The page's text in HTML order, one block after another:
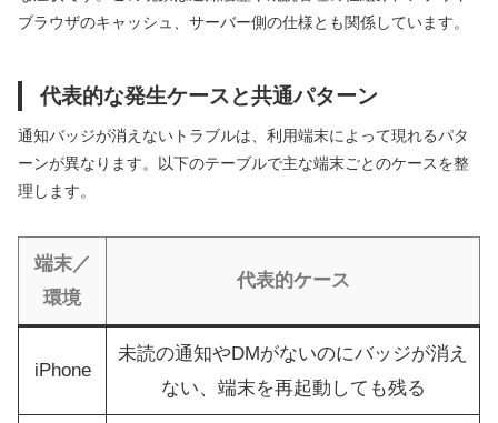
ブラウザのキャッシュ、サーバー側の仕様とも関係しています。
代表的な発生ケースと共通パターン
通知バッジが消えないトラブルは、利用端末によって現れるパタ
ーンが異なります。以下のテーブルで主な端末ごとのケースを整
理します。
端末／
環境
代表的ケース
iPhone
未読の通知やDMがないのにバッジが消え
ない、端末を再起動しても残る